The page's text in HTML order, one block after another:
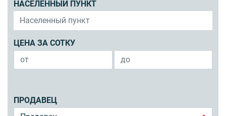
НАСЕЛЕННЫЙ ПУНКТ
ЦЕНА ЗА СОТКУ
ПРОДАВЕЦ